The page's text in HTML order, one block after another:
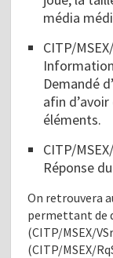
média
CITP/
Demandé
afin
éléments.
CITP/
Réponse
On retrouvera
permettant de
(CITP/MSEX/
(CITP/MSEX/